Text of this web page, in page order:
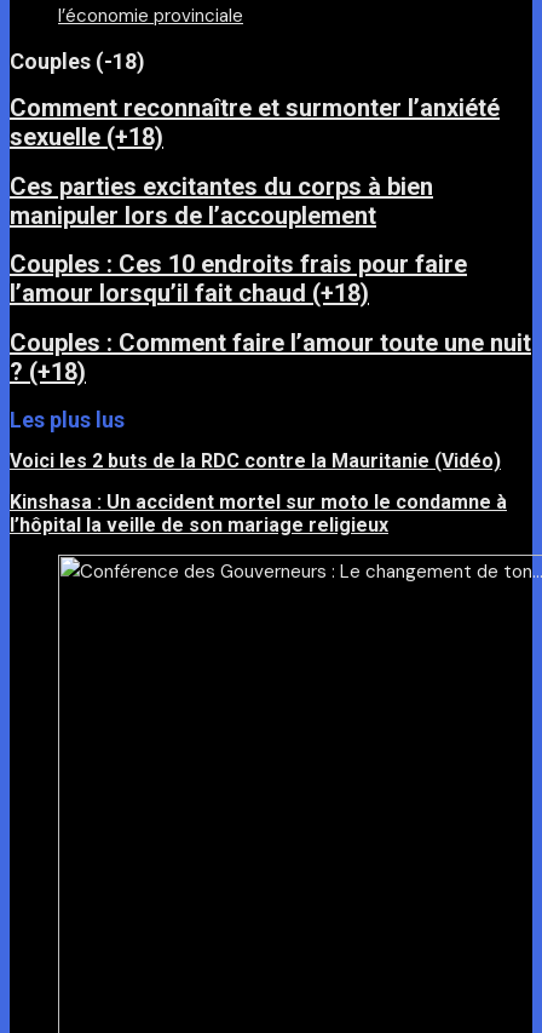
l’économie provinciale
Couples (-18)
Comment reconnaître et surmonter l’anxiété
sexuelle (+18)
Ces parties excitantes du corps à bien
manipuler lors de l’accouplement
Couples : Ces 10 endroits frais pour faire
l’amour lorsqu’il fait chaud (+18)
Couples : Comment faire l’amour toute une nuit
? (+18)
Les plus lus
Voici les 2 buts de la RDC contre la Mauritanie (Vidéo)
Kinshasa : Un accident mortel sur moto le condamne à
l’hôpital la veille de son mariage religieux